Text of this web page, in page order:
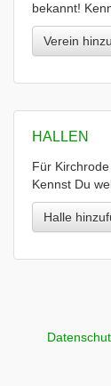
bekannt!
Verein
HALLEN
Für
Kennst Du
Halle